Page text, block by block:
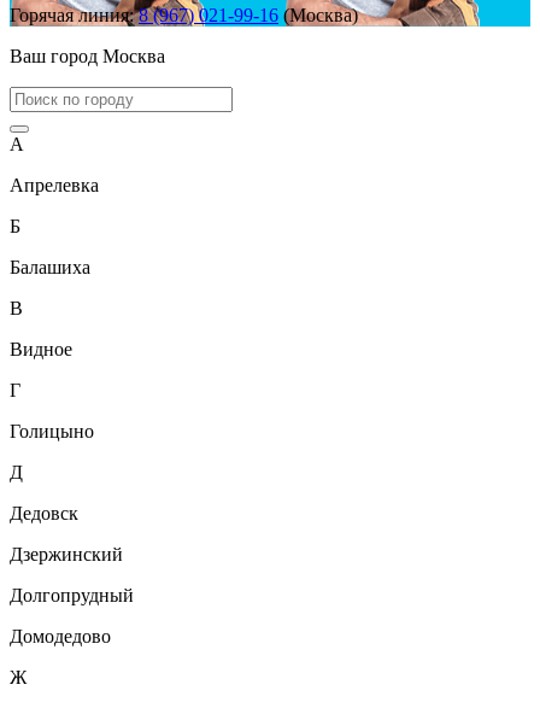
Горячая линия:8 (967) 021-99-16 (Москва)
Ваш город Москва
А
Апрелевка
Б
Балашиха
В
Видное
Г
Голицыно
Д
Дедовск
Дзержинский
Долгопрудный
Домодедово
Ж